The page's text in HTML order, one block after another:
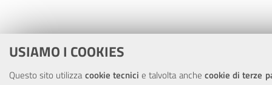
USIAMO I COOKIES
Questo sito utilizzacookie tecnicie talvolta anche cookie di terze